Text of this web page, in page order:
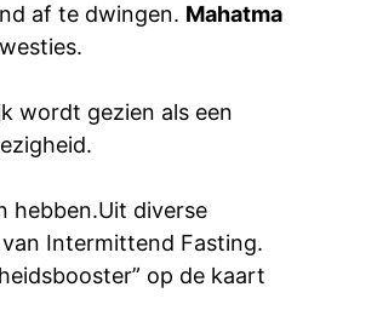
af te dwingen. Mahatma
wordt gezien als een
hebben.Uit diverse
Intermittend Fasting.
op de kaart